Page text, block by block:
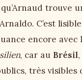
trouve
C’est
encore avec
, car au Brésil
très visibles